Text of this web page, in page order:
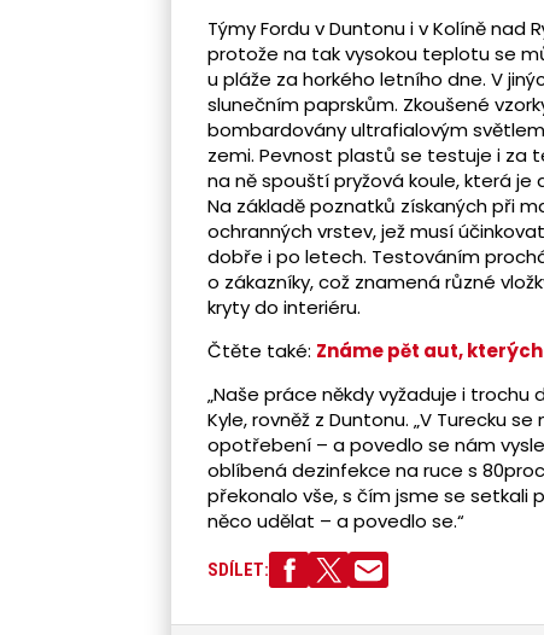
Týmy Fordu v Duntonu i v Kolíně
protože na tak vysokou teplotu se
u pláže za horkého letního dne. V
slunečním paprskům. Zkoušené
bombardovány ultrafialovým
zemi. Pevnost plastů se testuje i za
na ně spouští pryžová koule, která
Na základě poznatků získaných při
ochranných vrstev, jež musí
dobře i po letech. Testováním
o zákazníky, což znamená různé
kryty do interiéru.
Čtěte také: Známe pět aut,
„Naše práce někdy vyžaduje i trochu
Kyle, rovněž z Duntonu. „V Turecku
opotřebení – a povedlo se nám
oblíbená dezinfekce na ruce s
překonalo vše, s čím jsme se setkali
něco udělat – a povedlo se.“
SDÍLET: